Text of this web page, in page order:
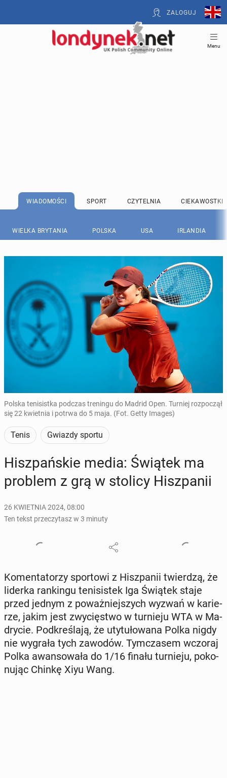
ZALOGUJ
Menu
WIADOMOŚCI SPORT CZYTELNIA CIEKAWOSTKI
WIELKA BRYTANIA POLSKA USA IRLANDIA
Polska tenisistka podczas treningu do Madrid Open. Turniej rozpoczął
się 22 kwietnia i potrwa do 5 maja. (Fot. Getty Images)
Tenis Gwiazdy sportu
Hisz­pań­skie media: Świątek ma
problem z grą w stolicy Hisz­pa­nii
26 KWIETNIA 2024, 08:00
Ten tekst przeczytasz w 3 minuty
Ko­men­ta­to­rzy spor­to­wi z Hisz­pa­nii twier­dzą, że
liderka ran­kin­gu te­ni­si­stek Iga Świątek staje
przed jednym z po­waż­niej­szych wyzwań w ka­rie­
rze, jakim jest zwy­cię­stwo w tur­nie­ju WTA w Ma­
dry­cie. Pod­kre­śla­ją, że uty­tu­ło­wa­na Polka nigdy
nie wygrała tych zawodów. Tym­cza­sem wczoraj
Polka awan­so­wa­ła do 1/16 finału tur­nie­ju, po­ko­
nu­jąc Chinkę Xiyu Wang.